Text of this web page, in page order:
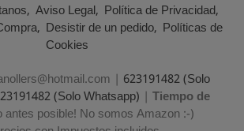
Aviso Legal Política de Privacidad
Desistir de un pedido Políticas de
Cookies
| 623191482 (Solo
(Solo Whatsapp) | Tiempo de
antes posible! No somos Amazon :-)